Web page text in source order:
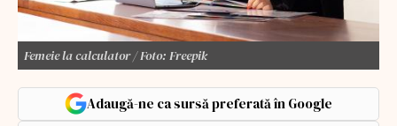
Femeie la calculator / Foto: Freepik
Adaugă-ne ca sursă preferată în Google